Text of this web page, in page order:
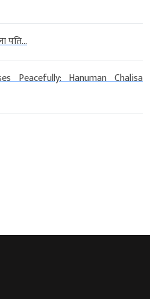
पति...
Peacefully: Hanuman Chalisa